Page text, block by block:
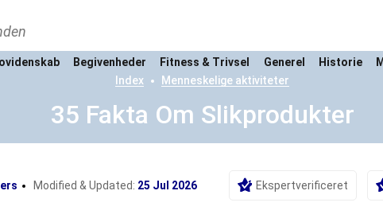
Begivenheder Fitness & Trivsel Generel Historie
Index
Menneskelige aktiviteter
35 Fakta Om Slikprodukter
Modified & Updated: 25 Jul 2026 Ekspertverificeret